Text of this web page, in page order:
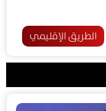
الطريق الإقليمي